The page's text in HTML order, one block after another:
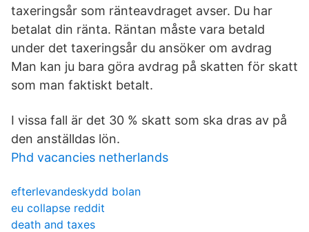
taxeringsår som ränteavdraget avser. Du har
betalat din ränta. Räntan måste vara betald
under det taxeringsår du ansöker om avdrag
Man kan ju bara göra avdrag på skatten för skatt
som man faktiskt betalt.
I vissa fall är det 30 % skatt som ska dras av på
den anställdas lön.
Phd vacancies netherlands
efterlevandeskydd bolan
eu collapse reddit
death and taxes